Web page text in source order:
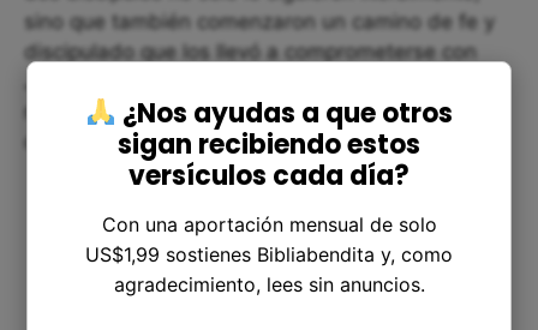
sino que también comenzaron un camino de fe y
discipulado que los llevó a comprometerse con
mismo tipo de discipulado es lo que se espera de
cada uno de nosotros hoy.
¿Nos ayudas a que otros
sigan recibiendo estos
versículos cada día?
Con una aportación mensual de solo
US$1,99 sostienes Bibliabendita y, como
agradecimiento, lees sin anuncios.